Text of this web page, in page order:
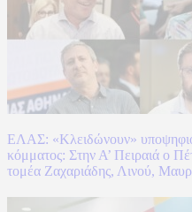
ΕΛΑΣ: «Κλειδώνουν»
κόμματος: Στην Α’ Πειραιά ο
τομέα Ζαχαριάδης, Λινού,